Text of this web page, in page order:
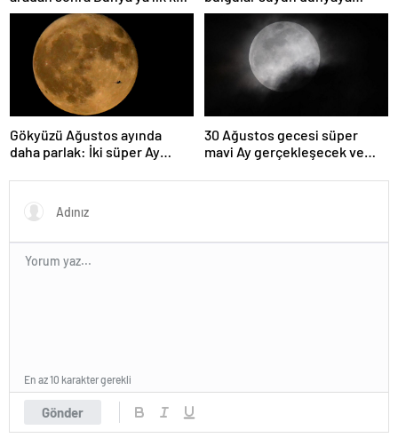
çok yaklaşacak
asteroitlerce getirilmiş
olabileceğini gösteriyor
Gökyüzü Ağustos ayında
daha parlak: İki süper Ay
30 Ağustos gecesi süper
mavi Ay gerçekleşecek ve
olacak
Gönder
En az 10 karakter gerekli